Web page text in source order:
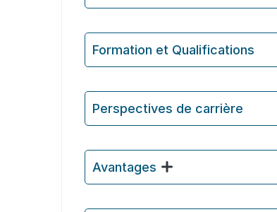
Formation et Qualifications
Perspectives de carrière
Avantages